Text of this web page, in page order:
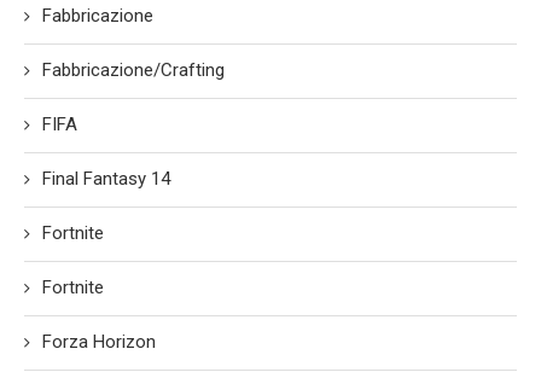
Fabbricazione
Fabbricazione/Crafting
FIFA
Final Fantasy 14
Fortnite
Fortnite
Forza Horizon